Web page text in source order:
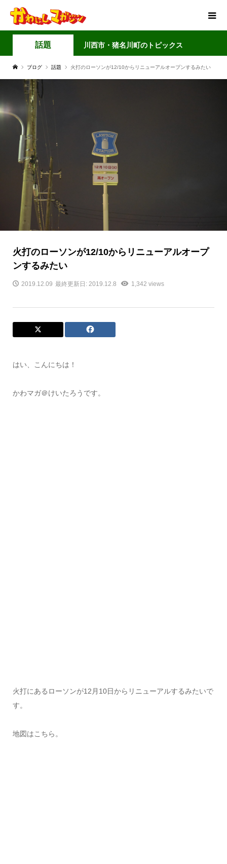
話題 川西市・猪名川町のトピックス
ブログ 話題 火打のローソンが12/10からリニューアルオープンするみたい
火打のローソンが12/10からリニューアルオープ
ンするみたい
2019.12.09 最終更新日: 2019.12.8 1,342 views
はい、こんにちは！
かわマガ＠けいたろうです。
火打にあるローソンが12月10日からリニューアルするみたいで
す。
地図はこちら。